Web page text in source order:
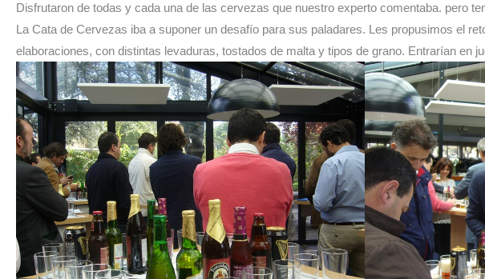
Disfrutaron de todas y cada una de las cervezas que nuestro experto comentaba. pero
La Cata de Cervezas iba a suponer un desafío para sus paladares. Les propusimos el
elaboraciones, con distintas levaduras, tostados de malta y tipos de grano. Entrarían en